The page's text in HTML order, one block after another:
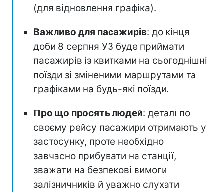
(для відновлення графіка).
Важливо для пасажирів: до кінця
доби 8 серпня УЗ буде приймати
пасажирів із квитками на сьогоднішні
поїзди зі зміненими маршрутами та
графіками на будь-які поїзди.
Про що просять людей: деталі по
своєму рейсу пасажири отримають у
застосунку, проте необхідно
завчасно прибувати на станції,
зважати на безпекові вимоги
залізничників й уважно слухати